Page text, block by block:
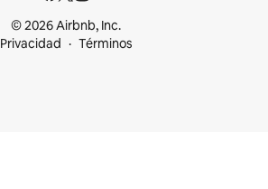
© 2026 Airbnb, Inc.
Privacidad
Términos